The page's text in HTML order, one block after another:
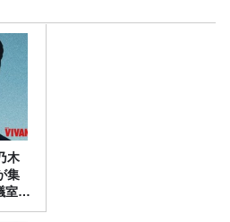
木
集
室』